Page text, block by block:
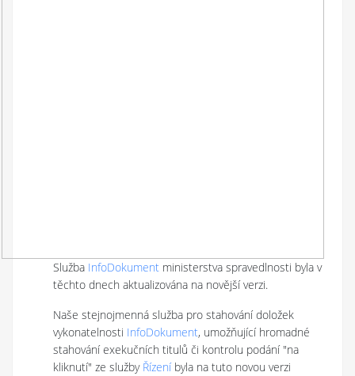
Služba InfoDokument ministerstva spravedlnosti byla v
těchto dnech aktualizována na novější verzi.
Naše stejnojmenná služba pro stahování doložek
vykonatelnosti InfoDokument, umožňující hromadné
stahování exekučních titulů či kontrolu podání "na
kliknutí" ze služby Řízení byla na tuto novou verzi